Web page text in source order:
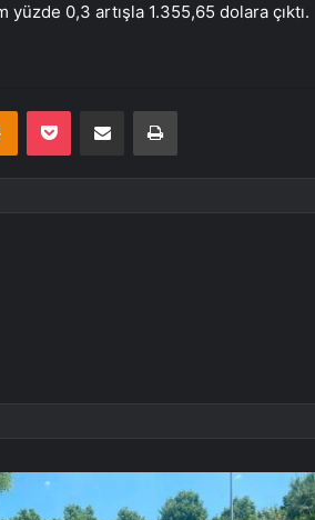
0,3 artışla 1.355,65 dolara çıktı.
Odnoklassniki
Pocket E-Posta ile paylaş Yazdır